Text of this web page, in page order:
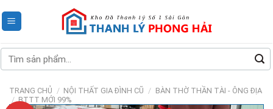
to
Tìm
kiếm:
TRANG CHỦ / NỘI THẤT GIA ĐÌNH CŨ / BÀN THỜ THẦN TÀI - ÔNG ĐỊA
/ BTTT MỚI 99%